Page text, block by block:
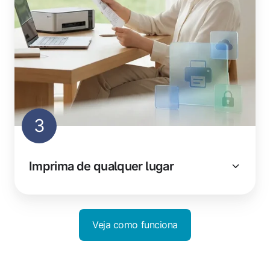
3
Imprima de qualquer lugar
Veja como funciona